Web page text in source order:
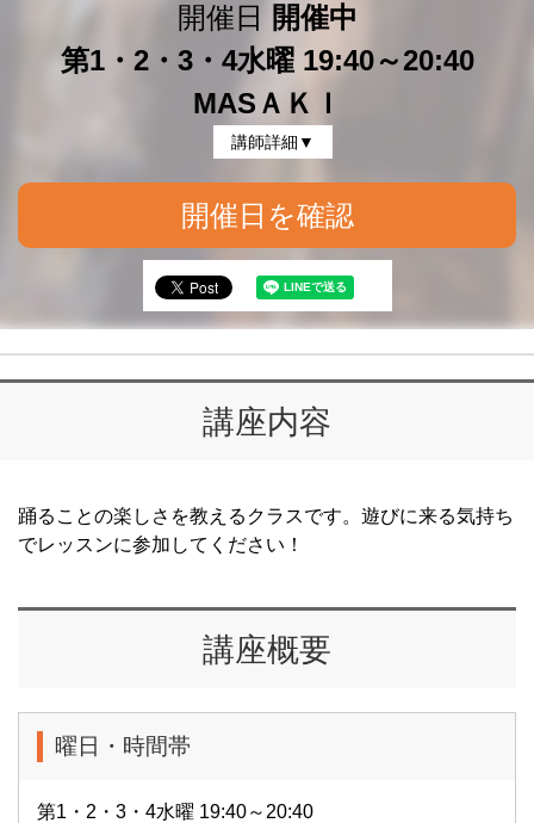
開催日
開催中
第1・2・3・4水曜 19:40～20:40
MASＡＫＩ
講師詳細▼
開催日を確認
講座内容
踊ることの楽しさを教えるクラスです。遊びに来る気持ち
でレッスンに参加してください！
講座概要
曜日・時間帯
第1・2・3・4水曜 19:40～20:40